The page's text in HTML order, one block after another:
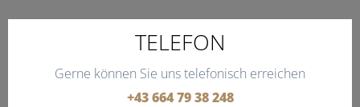
TELEFON
Gerne können Sie uns telefonisch erreichen
+43 664 79 38 248